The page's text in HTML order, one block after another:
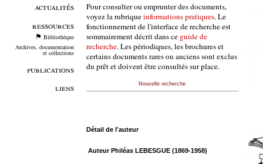
actualités
ressources
Bibliothèque
Archives, documentation
et collections
publications
liens
Pour consulter ou emprunter des documents,
voyez la rubriqueinformations pratiques. Le
fonctionnement de l'interface de recherche est
sommairement décrit dans ce guide de
recherche. Les périodiques, les brochures et
certains documents rares ou anciens sont exclus
du prêt et doivent être consultés sur place.
Nouvelle recherche
Détail de l'auteur
Auteur Philéas LEBESGUE (1869-1958)